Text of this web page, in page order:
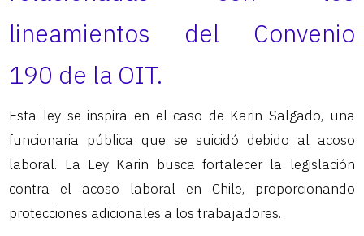
lineamientos del Convenio
190 de la OIT.
Esta ley se inspira en el caso de Karin Salgado, una
funcionaria pública que se suicidó debido al acoso
laboral. La Ley Karin busca fortalecer la legislación
contra el acoso laboral en Chile, proporcionando
protecciones adicionales a los trabajadores.